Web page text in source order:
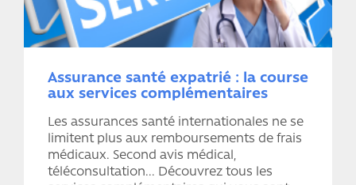
Assurance santé expatrié : la course
aux services complémentaires
Les assurances santé internationales ne se
limitent plus aux remboursements de frais
médicaux. Second avis médical,
téléconsultation... Découvrez tous les